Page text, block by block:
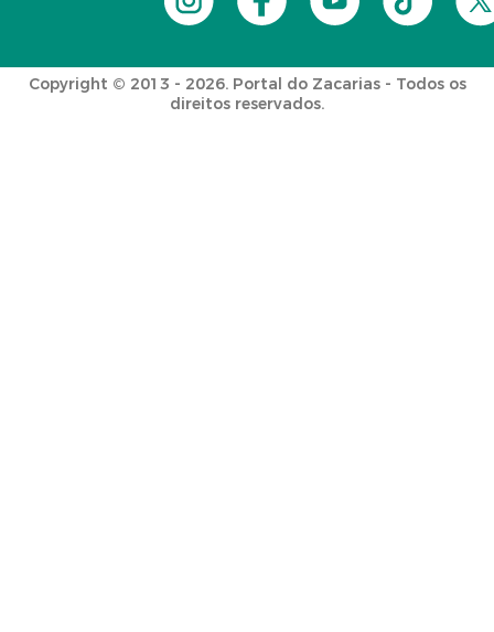
Copyright © 2013 - 2026. Portal do Zacarias - Todos os
direitos reservados.